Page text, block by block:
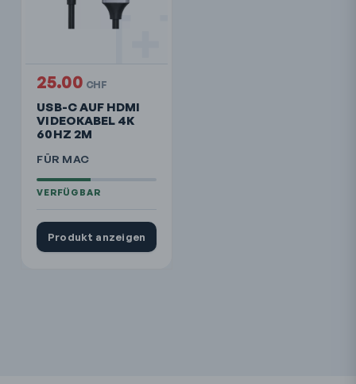
USB-C AUF HDMI
VIDEOKABEL 4K
60HZ 2M
FÜR MAC
25.00 CHF
Produkt anzeigen